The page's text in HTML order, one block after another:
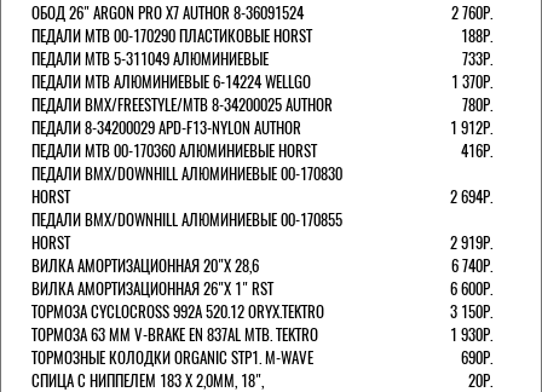
ОБОД 26" ARGON PRO X7 AUTHOR 8-36091524
2 760Р.
ПЕДАЛИ МТВ 00-170290 ПЛАСТИКОВЫЕ HORST
188Р.
ПЕДАЛИ MTB 5-311049 АЛЮМИНИЕВЫЕ
733Р.
ПЕДАЛИ MTB АЛЮМИНИЕВЫЕ 6-14224 WELLGO
1 370Р.
ПЕДАЛИ BMX/FREESTYLE/MTB 8-34200025 AUTHOR
780Р.
ПЕДАЛИ 8-34200029 APD-F13-NYLON AUTHOR
1 912Р.
ПЕДАЛИ МТВ 00-170360 АЛЮМИНИЕВЫЕ HORST
416Р.
ПЕДАЛИ BMX/DOWNHILL АЛЮМИНИЕВЫЕ 00-170830
HORST
2 694Р.
ПЕДАЛИ BMX/DOWNHILL АЛЮМИНИЕВЫЕ 00-170855
HORST
2 919Р.
ВИЛКА АМОРТИЗАЦИОННАЯ 20"Х 28,6
6 740Р.
ВИЛКА АМОРТИЗАЦИОННАЯ 26"Х 1" RST
6 600Р.
ТОРМОЗА CYCLOCROSS 992А 520.12 ORYX.TEKTRO
3 150Р.
ТОРМОЗА 63 ММ V-BRAKE EN 837AL MTB. TEKTRO
1 930Р.
ТОРМОЗНЫЕ КОЛОДКИ ORGANIC STP1. M-WAVE
690Р.
СПИЦА С НИППЕЛЕМ 183 Х 2,0ММ, 18",
20Р.